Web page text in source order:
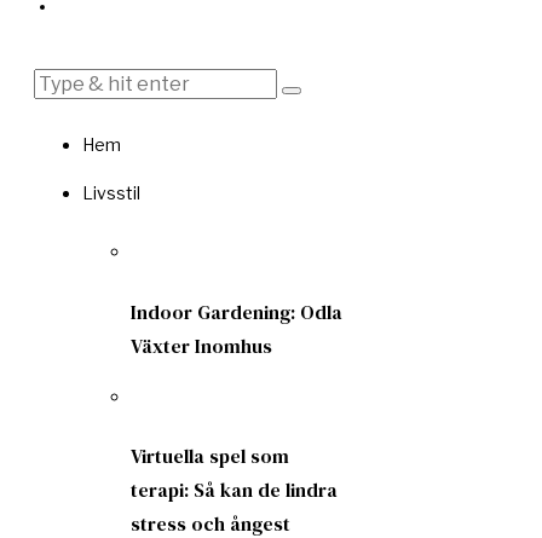
Hem
Livsstil
Indoor Gardening: Odla
Växter Inomhus
Virtuella spel som
terapi: Så kan de lindra
stress och ångest